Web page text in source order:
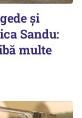
și
Sandu:
multe